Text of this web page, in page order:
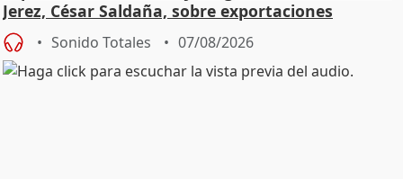
Jerez, César Saldaña, sobre exportaciones
Sonido Totales 07/08/2026